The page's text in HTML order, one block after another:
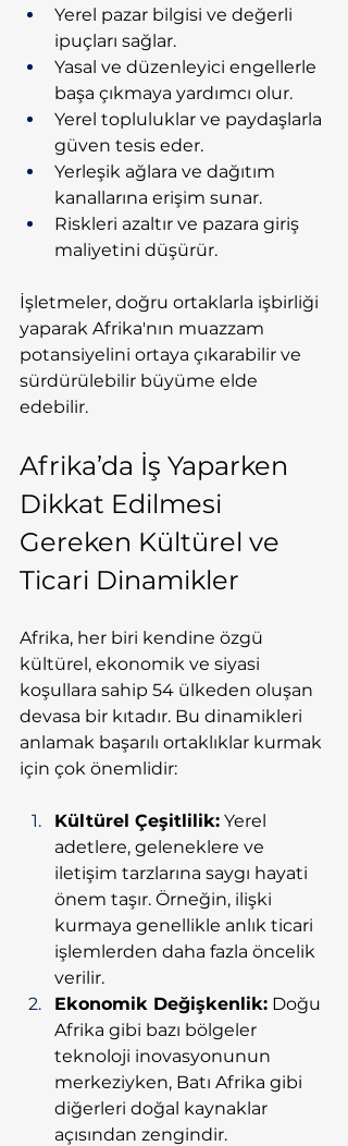
Yerel pazar bilgisi ve değerli
ipuçları sağlar.
Yasal ve düzenleyici engellerle
başa çıkmaya yardımcı olur.
Yerel topluluklar ve paydaşlarla
güven tesis eder.
Yerleşik ağlara ve dağıtım
kanallarına erişim sunar.
Riskleri azaltır ve pazara giriş
maliyetini düşürür.
İşletmeler, doğru ortaklarla işbirliği
yaparak Afrika'nın muazzam
potansiyelini ortaya çıkarabilir ve
sürdürülebilir büyüme elde
edebilir.
Afrika’da İş Yaparken
Dikkat Edilmesi
Gereken Kültürel ve
Ticari Dinamikler
Afrika, her biri kendine özgü
kültürel, ekonomik ve siyasi
koşullara sahip 54 ülkeden oluşan
devasa bir kıtadır. Bu dinamikleri
anlamak başarılı ortaklıklar kurmak
için çok önemlidir:
Kültürel Çeşitlilik: Yerel
adetlere, geleneklere ve
iletişim tarzlarına saygı hayati
önem taşır. Örneğin, ilişki
kurmaya genellikle anlık ticari
işlemlerden daha fazla öncelik
verilir.
Ekonomik Değişkenlik: Doğu
Afrika gibi bazı bölgeler
teknoloji inovasyonunun
merkeziyken, Batı Afrika gibi
diğerleri doğal kaynaklar
açısından zengindir.